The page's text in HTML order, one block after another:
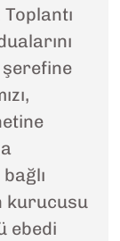
kurucusu
ebedi